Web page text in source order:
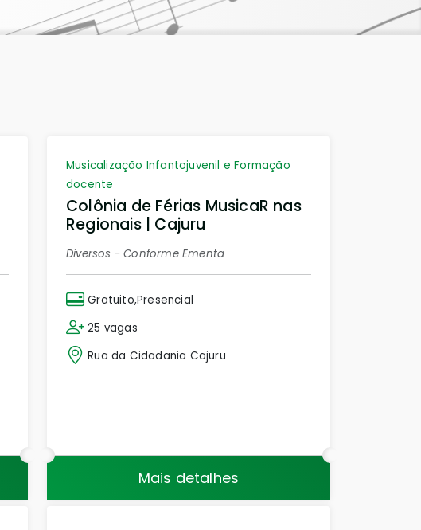
Musicalização Infantojuvenil e Formação
docente
Colônia de Férias MusicaR nas
Regionais | Cajuru
Diversos - Conforme Ementa
Gratuito,Presencial
25 vagas
Rua da Cidadania Cajuru
Mais detalhes